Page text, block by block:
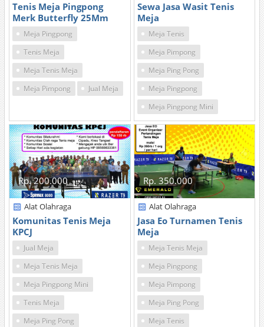
Tenis Meja Pingpong
Merk Butterfly 25Mm
Meja Pingpong
Tenis Meja
Meja Tenis Meja
Meja Pimpong
Jual Meja
Sewa Jasa Wasit Tenis
Meja
Meja Tenis
Meja Pimpong
Meja Ping Pong
Meja Pingpong
Meja Pingpong Mini
Rp. 200.000
Alat Olahraga
Komunitas Tenis Meja
KPCJ
Jual Meja
Meja Tenis Meja
Meja Pingpong Mini
Tenis Meja
Meja Ping Pong
Rp. 350.000
Alat Olahraga
Jasa Eo Turnamen Tenis
Meja
Meja Tenis Meja
Meja Pingpong
Meja Pimpong
Meja Ping Pong
Meja Tenis